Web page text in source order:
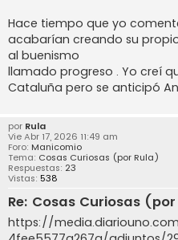
Hace tiempo que yo
acabarían creando su
al buenismo
llamado progreso . Yo creí
Cataluña pero se anticipó
por Rula
Vie Abr 17, 2026 11:49 am
Foro: Manicomio
Tema: Cosas Curiosas (por Rula)
Respuestas: 23
Vistas: 538
Re: Cosas Curiosas
https://